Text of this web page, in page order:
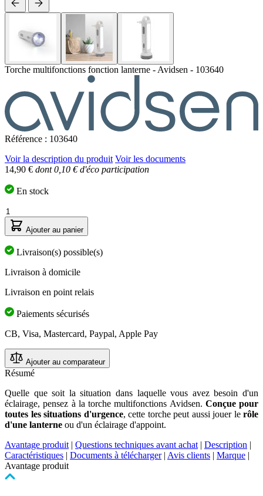
Torche multifonctions fonction lanterne - Avidsen - 103640
Référence : 103640
Voir la description du produit Voir les documents
14,90 € dont 0,10 € d'éco participation
En stock
Quantité
Ajouter au panier
Livraison(s) possible(s)
Livraison à domicile
Livraison en point relais
Paiements sécurisés
CB, Visa, Mastercard, Paypal, Apple Pay
Ajouter au comparateur
Résumé
Quelle que soit la situation dans laquelle vous avez besoin d'un
éclairage, pensez à la torche multifonctions Avidsen. Conçue pour
toutes les situations d'urgence, cette torche peut aussi jouer le rôle
d'une lanterne ou d'un éclairage d'appoint.
Avantage produit | Questions techniques avant achat | Description |
Caractéristiques | Documents à télécharger | Avis clients | Marque |
Avantage produit